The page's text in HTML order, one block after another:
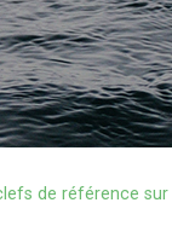
de référence sur